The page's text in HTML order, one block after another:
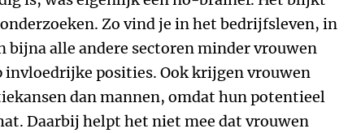
Zo vind je in het bedrijfsleven, in
bijna alle andere sectoren minder vrouwen
invloedrijke posities. Ook krijgen vrouwen
dan mannen, omdat hun potentieel
Daarbij helpt het niet mee dat vrouwen